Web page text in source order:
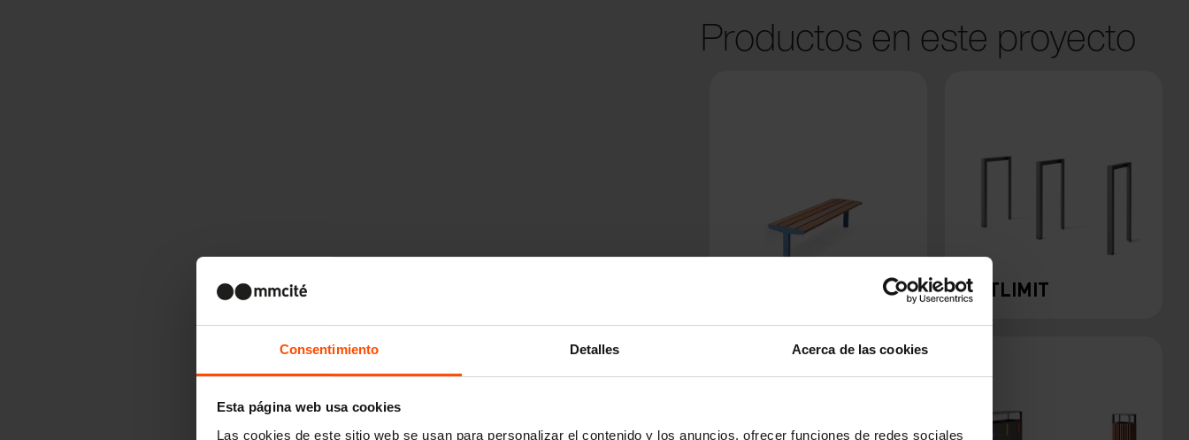
Consentimiento Detalles Acerca de las cookies
Esta página web usa cookies
Las cookies de este sitio web se usan para personalizar el contenido y los anuncios, ofrecer funciones de redes sociales
Productos en este proyecto
LOTLIMIT